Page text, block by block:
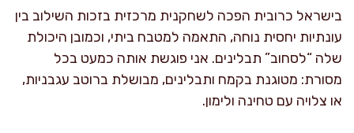
בישראל כרובית הפכה לשחקנית מרכזית בזכות השילוב בין
עונתיות יחסית נוחה, התאמה למטבח ביתי, וכמובן היכולת
שלה “לסחוב” תבלינים. אני פוגשת אותה כמעט בכל
מסורת: מטוגנת בקמח ותבלינים, מבושלת ברוטב עגבניות,
או צלויה עם טחינה ולימון.